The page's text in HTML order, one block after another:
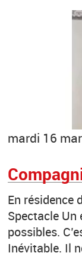
mardi 16
En résidence
Spectacle
possibles.
Inévitable. Il